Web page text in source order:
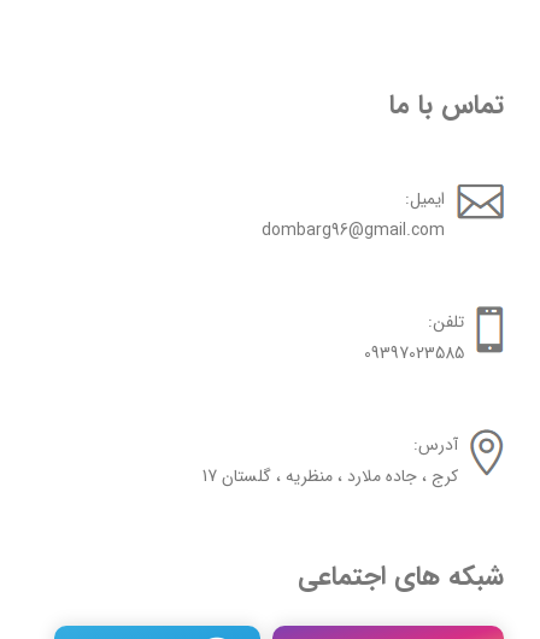
تماس با ما
ایمیل:
dombarg96@gmail.com
تلفن:
09397023585
آدرس:
کرج ، جاده ملارد ، منظریه ، گلستان 17
شبکه های اجتماعی